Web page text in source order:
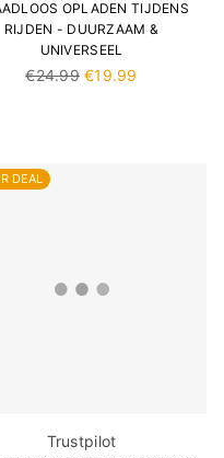
OPLADEN TIJDENS
RIJDEN - DUURZAAM &
UNIVERSEEL
Normale
€24.99 €19.99
DEAL
Trustpilot